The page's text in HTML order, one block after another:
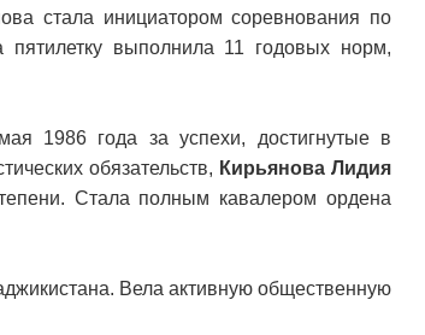
стала инициатором соревнования по
пятилетку выполнила 11 годовых норм,
1986 года за успехи, достигнутые в
обязательств, Кирьянова Лидия
Стала полным кавалером ордена
Вела активную общественную